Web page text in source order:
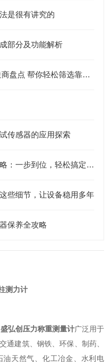
是很有讲究的
部分及功能解析
2026年热门压力变送器制造商盘点 帮你轻松筛选靠谱合作厂商
传感器的应用探索
平膜型压力变送器操作全攻略：一步到位，轻松搞定实操细节
些细节，让设备稳用多年
保养全攻略
测力计
弘创压力称重测量计广泛用于
通建筑、钢铁、环保、制药、
天然气、化工冶金、水利电